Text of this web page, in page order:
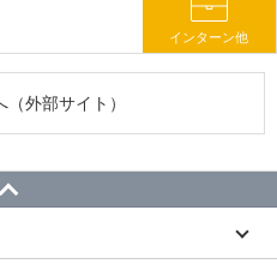
インターン他
外部サイト）